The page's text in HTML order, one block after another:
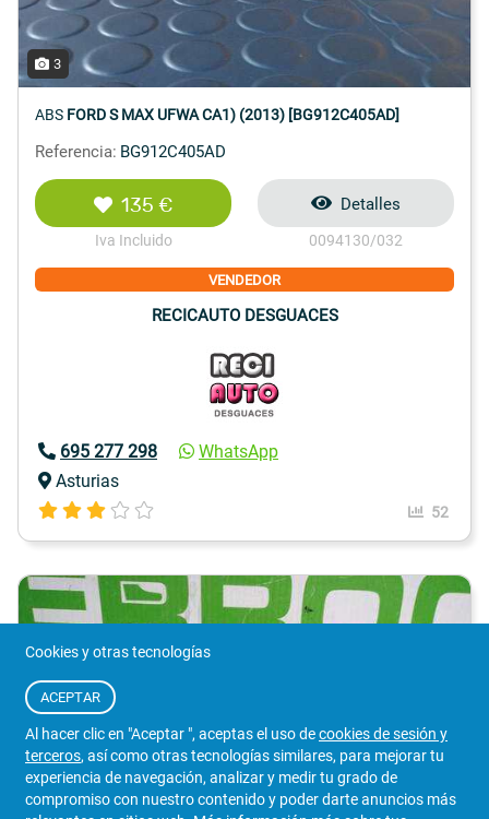
3
ABS FORD S MAX UFWA CA1) (2013) [BG912C405AD]
Referencia: BG912C405AD
135 €
Iva Incluido
Detalles
0094130/032
VENDEDOR
RECICAUTO DESGUACES
695 277 298
WhatsApp
Asturias
52
Cookies y otras tecnologías
ACEPTAR
Al hacer clic en "Aceptar ", aceptas el uso decookies de sesión y
terceros, así como otras tecnologías similares, para mejorar tu
experiencia de navegación, analizar y medir tu grado de
compromiso con nuestro contenido y poder darte anuncios más